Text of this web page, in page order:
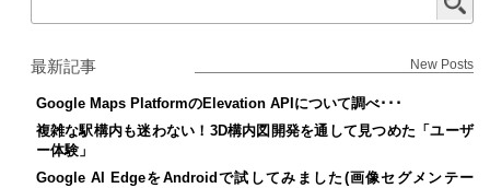
最新記事 New Posts
Google Maps PlatformのElevation APIについて調べ･･･
複雑な駅構内も迷わない！3D構内図開発を通して見つめた「ユーザ
ー体験」
Google AI EdgeをAndroidで試してみました(画像セグメンテー